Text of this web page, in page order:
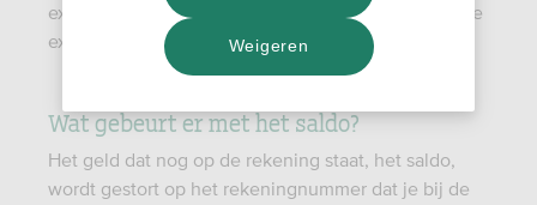
ex-partner aan de rekening gekoppeld? Dan moet je
ex de rekening opheffen.
Wat gebeurt er met het saldo?
Het geld dat nog op de rekening staat, het saldo,
wordt gestort op het rekeningnummer dat je bij de
Weigeren